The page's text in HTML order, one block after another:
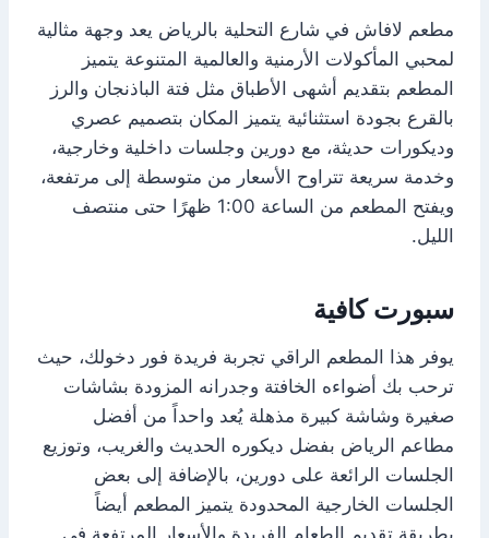
مطعم لافاش في شارع التحلية بالرياض يعد وجهة مثالية
لمحبي المأكولات الأرمنية والعالمية المتنوعة يتميز
المطعم بتقديم أشهى الأطباق مثل فتة الباذنجان والرز
بالقرع بجودة استثنائية يتميز المكان بتصميم عصري
وديكورات حديثة، مع دورين وجلسات داخلية وخارجية،
وخدمة سريعة تتراوح الأسعار من متوسطة إلى مرتفعة،
ويفتح المطعم من الساعة 1:00 ظهرًا حتى منتصف
الليل.
سبورت كافية
يوفر هذا المطعم الراقي تجربة فريدة فور دخولك، حيث
ترحب بك أضواءه الخافتة وجدرانه المزودة بشاشات
صغيرة وشاشة كبيرة مذهلة يُعد واحداً من أفضل
مطاعم الرياض بفضل ديكوره الحديث والغريب، وتوزيع
الجلسات الرائعة على دورين، بالإضافة إلى بعض
الجلسات الخارجية المحدودة يتميز المطعم أيضاً